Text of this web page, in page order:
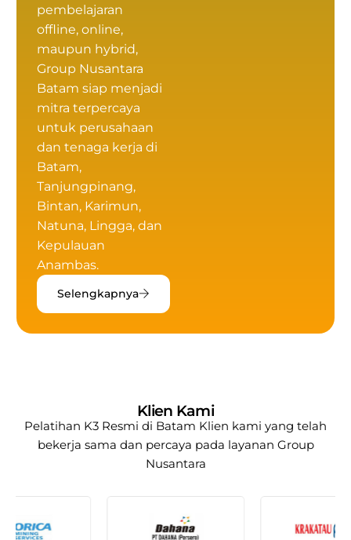
pembelajaran
offline, online,
maupun hybrid,
Group Nusantara
Batam siap menjadi
mitra terpercaya
untuk perusahaan
dan tenaga kerja di
Batam,
Tanjungpinang,
Bintan, Karimun,
Natuna, Lingga, dan
Kepulauan
Anambas.
Selengkapnya
Klien Kami
Pelatihan K3 Resmi di Batam Klien kami yang telah
bekerja sama dan percaya pada layanan Group
Nusantara